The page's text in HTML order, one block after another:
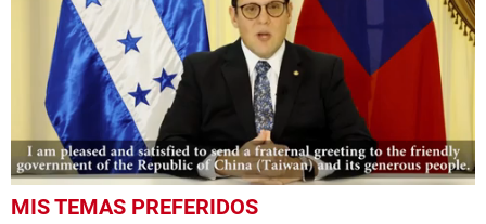
seconds
MIS TEMAS PREFERIDOS